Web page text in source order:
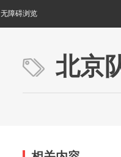
无障碍浏览
北京